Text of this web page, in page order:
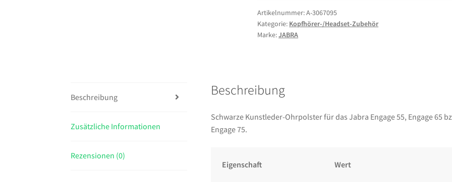
Artikelnummer:A-3067095
Kategorie: Kopfhörer-/Headset-Zubehör
Marke:JABRA
Beschreibung
Zusätzliche Informationen
Rezensionen (0)
Beschreibung
Schwarze Kunstleder-Ohrpolster für das Jabra Engage 55, Engage 65
Engage 75.
Eigenschaft Wert